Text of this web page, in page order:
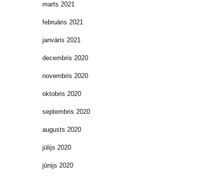
marts 2021
februāris 2021
janvāris 2021
decembris 2020
novembris 2020
oktobris 2020
septembris 2020
augusts 2020
jūlijs 2020
jūnijs 2020